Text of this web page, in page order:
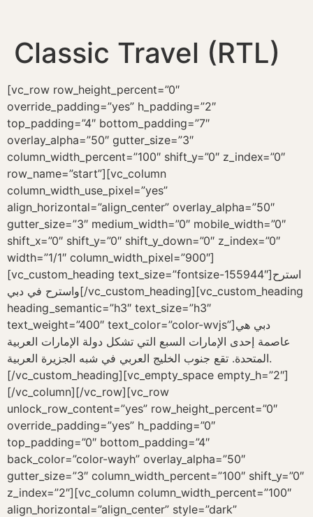
Classic Travel (RTL)
[vc_row row_height_percent=”0″
override_padding=”yes” h_padding=”2″
top_padding=”4″ bottom_padding=”7″
overlay_alpha=”50″ gutter_size=”3″
column_width_percent=”100″ shift_y=”0″ z_index=”0″
row_name=”start”][vc_column
column_width_use_pixel=”yes”
align_horizontal=”align_center” overlay_alpha=”50″
gutter_size=”3″ medium_width=”0″ mobile_width=”0″
shift_x=”0″ shift_y=”0″ shift_y_down=”0″ z_index=”0″
width=”1/1″ column_width_pixel=”900″]
[vc_custom_heading text_size=”fontsize-155944″]استرح
واسترح في دبي[/vc_custom_heading][vc_custom_heading
heading_semantic=”h3″ text_size=”h3″
text_weight=”400″ text_color=”color-wvjs”]دبي هي
عاصمة إحدى الإمارات السبع التي تشكل دولة الإمارات العربية
المتحدة. تقع جنوب الخليج العربي في شبه الجزيرة العربية.
[/vc_custom_heading][vc_empty_space empty_h=”2″]
[/vc_column][/vc_row][vc_row
unlock_row_content=”yes” row_height_percent=”0″
override_padding=”yes” h_padding=”0″
top_padding=”0″ bottom_padding=”4″
back_color=”color-wayh” overlay_alpha=”50″
gutter_size=”3″ column_width_percent=”100″ shift_y=”0″
z_index=”2″][vc_column column_width_percent=”100″
align_horizontal=”align_center” style=”dark”